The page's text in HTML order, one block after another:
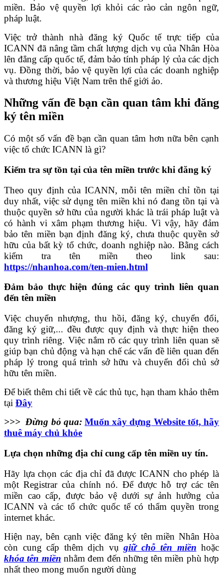
miền. Bảo vệ quyền lợi khỏi các rào cản ngôn ngữ,
pháp luật.
Việc trở thành nhà đăng ký Quốc tế trực tiếp của
ICANN đã nâng tầm chất lượng dịch vụ của Nhân Hòa
lên đẳng cấp quốc tế, đảm bảo tính pháp lý của các dịch
vụ. Đồng thời, bảo vệ quyền lợi của các doanh nghiệp
và thương hiệu Việt Nam trên thế giới ảo.
Những vấn đề bạn cần quan tâm khi đăng
ký tên miền
Có một số vấn đề bạn cần quan tâm hơn nữa bên cạnh
việc tổ chức ICANN là gì?
Kiểm tra sự tồn tại của tên miền trước khi đăng ký
Theo quy định của ICANN, mỗi tên miền chỉ tồn tại
duy nhất, việc sử dụng tên miền khi nó đang tồn tại và
thuộc quyền sở hữu của người khác là trái pháp luật và
có hành vi xâm phạm thương hiệu. Vì vậy, hãy đảm
bảo tên miền bạn định đăng ký, chưa thuộc quyền sở
hữu của bất kỳ tổ chức, doanh nghiệp nào. Bằng cách
kiểm tra tên miền theo link sau:
https://nhanhoa.com/ten-mien.html
Đảm bảo thực hiện đúng các quy trình liên quan
đến tên miền
Việc chuyển nhượng, thu hồi, đăng ký, chuyển đổi,
đăng ký giữ,... đều được quy định và thực hiện theo
quy trình riêng. Việc nắm rõ các quy trình liên quan sẽ
giúp bạn chủ động và hạn chế các vấn đề liên quan đến
pháp lý trong quá trình sở hữu và chuyển đổi chủ sở
hữu tên miền.
Để biết thêm chi tiết về các thủ tục, hạn tham khảo thêm
tại Đây
>>> Đừng bỏ qua: Muốn xây dựng Website tốt, hãy
thuê máy chủ khỏe
Lựa chọn những địa chỉ cung cấp tên miền uy tín.
Hãy lựa chọn các địa chỉ đã được ICANN cho phép là
một Registrar của chính nó. Để được hỗ trợ các tên
miền cao cấp, được bảo vệ dưới sự ảnh hưởng của
ICANN và các tổ chức quốc tế có thẩm quyền trong
internet khác.
Hiện nay, bên cạnh việc đăng ký tên miền Nhân Hòa
còn cung cấp thêm dịch vụ giữ chỗ tên miền hoặc
khóa tên miền nhằm đem đến những tên miền phù hợp
nhất theo mong muốn người dùng